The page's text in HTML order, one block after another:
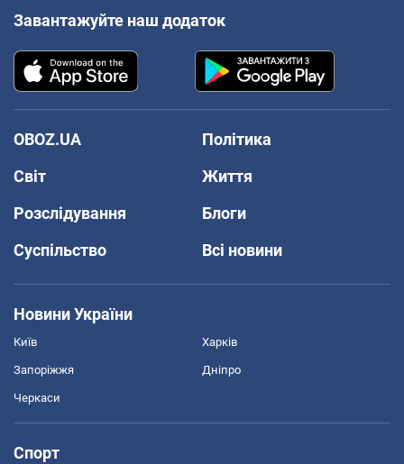
Завантажуйте наш додаток
OBOZ.UA
Політика
Світ
Життя
Розслідування
Блоги
Суспільство
Всі новини
Новини України
Київ Харків
Запоріжжя Дніпро
Черкаси
Спорт